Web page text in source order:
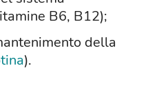
B6, B12);
della
).